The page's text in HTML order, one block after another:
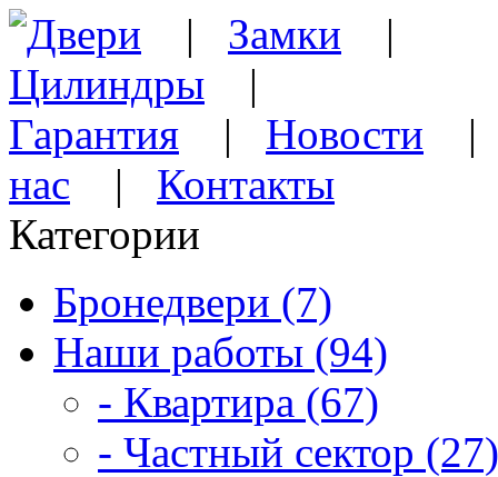
Двери | Замки |
Цилиндры |
Гарантия | Новости
нас | Контакты
Категории
Бронедвери (7)
Наши работы (94)
- Квартира (67)
- Частный сектор (27)